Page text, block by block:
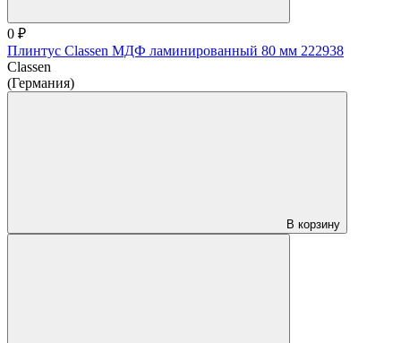
0 ₽
Плинтус Classen МДФ ламинированный 80 мм 222938
Classen
(Германия)
В корзину